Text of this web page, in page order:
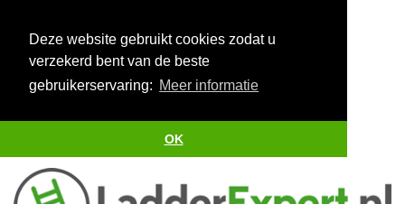
Deze website gebruikt cookies zodat u
verzekerd bent van de beste
gebruikerservaring: Meer informatie
OK